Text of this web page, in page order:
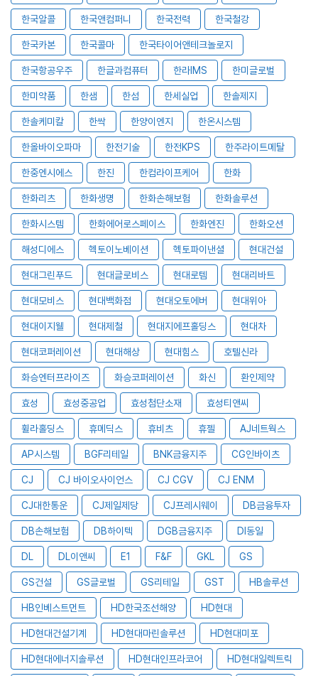
한국알콜 한국앤컴퍼니 한국전력 한국철강
한국카본 한국콜마 한국타이어앤테크놀로지
한국항공우주 한글과컴퓨터 한라IMS 한미글로벌
한미약품 한샘 한섬 한세실업 한솔제지
한솔케미칼 한싹 한양이엔지 한온시스템
한올바이오파마 한전기술 한전KPS 한주라이트메탈
한중엔시에스 한진 한컴라이프케어 한화
한화리츠 한화생명 한화손해보험 한화솔루션
한화시스템 한화에어로스페이스 한화엔진 한화오션
해성디에스 헥토이노베이션 헥토파이낸셜 현대건설
현대그린푸드 현대글로비스 현대로템 현대리바트
현대모비스 현대백화점 현대오토에버 현대위아
현대이지웰 현대제철 현대지에프홀딩스 현대차
현대코퍼레이션 현대해상 현대힘스 호텔신라
화승엔터프라이즈 화승코퍼레이션 화신 환인제약
효성 효성중공업 효성첨단소재 효성티앤씨
휠라홀딩스 휴메딕스 휴비츠 휴젤 AJ네트웍스
AP시스템 BGF리테일 BNK금융지주 CG인바이츠
CJ CJ 바이오사이언스 CJ CGV CJ ENM
CJ대한통운 CJ제일제당 CJ프레시웨이 DB금융투자
DB손해보험 DB하이텍 DGB금융지주 DI동일
DL DL이앤씨 E1 F&F GKL GS
GS건설 GS글로벌 GS리테일 GST HB솔루션
HB인베스트먼트 HD한국조선해양 HD현대
HD현대건설기계 HD현대마린솔루션 HD현대미포
HD현대에너지솔루션 HD현대인프라코어 HD현대일렉트릭